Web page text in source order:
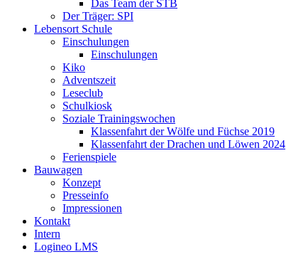
Das Team der STB
Der Träger: SPI
Lebensort Schule
Einschulungen
Einschulungen
Kiko
Adventszeit
Leseclub
Schulkiosk
Soziale Trainingswochen
Klassenfahrt der Wölfe und Füchse 2019
Klassenfahrt der Drachen und Löwen 2024
Ferienspiele
Bauwagen
Konzept
Presseinfo
Impressionen
Kontakt
Intern
Logineo LMS